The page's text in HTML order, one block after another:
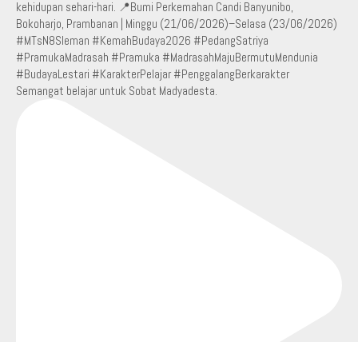
Semangat belajar untuk Sobat Madyadesta.